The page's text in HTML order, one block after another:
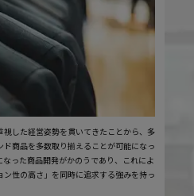
した経営姿勢を貫いてきたことから、多
商品を多数取り揃えることが可能になっ
った商品開発がかのうであり、これによ
性の高さ」を同時に追求する強みを持っ